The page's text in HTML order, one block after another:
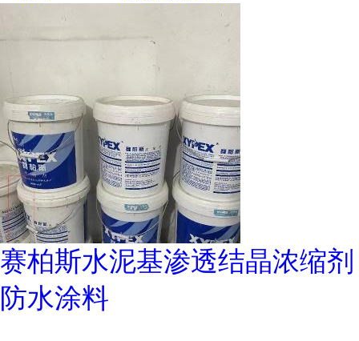
赛柏斯水泥基渗透结晶浓缩剂
防水涂料